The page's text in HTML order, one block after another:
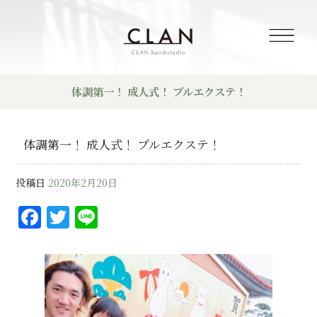
体調第一！ 成人式！ プルエクステ！
体調第一！ 成人式！ プルエクステ！
投稿日 2020年2月20日
F
a
c
e
b
T
w
it
te
r
e